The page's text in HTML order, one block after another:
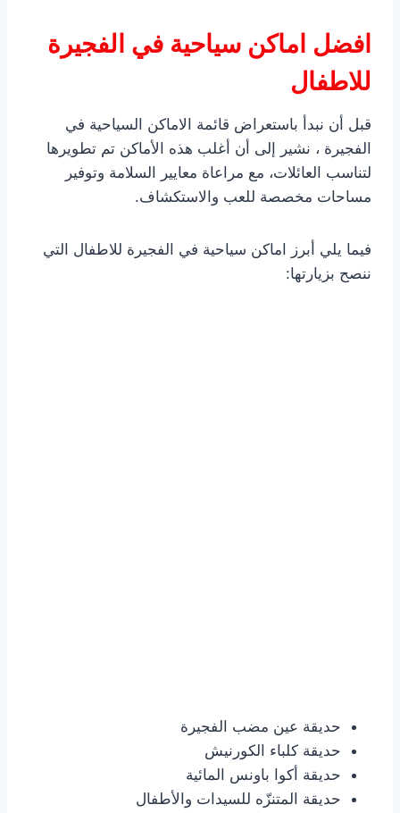
افضل اماكن سياحية في الفجيرة
للاطفال
قبل أن نبدأ باستعراض قائمة الاماكن السياحية في
الفجيرة ، نشير إلى أن أغلب هذه الأماكن تم تطويرها
لتناسب العائلات، مع مراعاة معايير السلامة وتوفير
مساحات مخصصة للعب والاستكشاف.
فيما يلي أبرز اماكن سياحية في الفجيرة للاطفال التي
ننصح بزيارتها:
حديقة عين مضب الفجيرة
حديقة كلباء الكورنيش
حديقة أكوا باونس المائية
حديقة المتنزّه للسيدات والأطفال